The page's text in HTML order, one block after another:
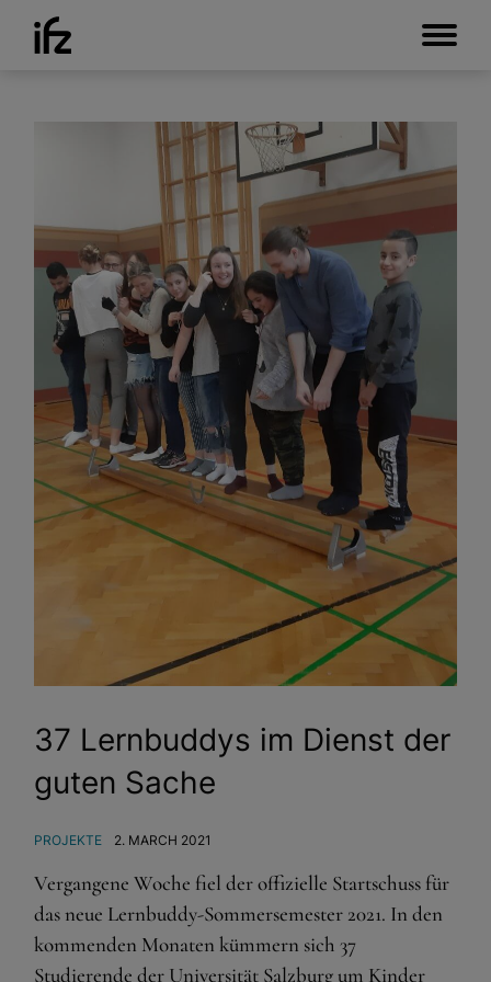
37 Lernbuddys im Dienst der
guten Sache
PROJEKTE 2. MARCH 2021
Vergangene Woche fiel der offizielle Startschuss für
das neue Lernbuddy-Sommersemester 2021. In den
kommenden Monaten kümmern sich 37
Studierende der Universität Salzburg um Kinder